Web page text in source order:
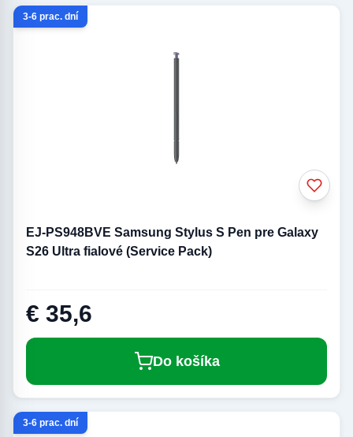
3-6 prac. dní
EJ-PS948BVE Samsung Stylus S Pen pre Galaxy
S26 Ultra fialové (Service Pack)
€ 35,6
Do košíka
3-6 prac. dní